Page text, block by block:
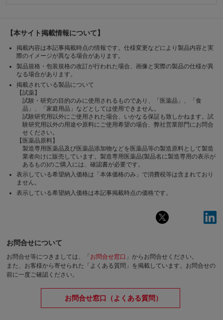
【本サイト掲載情報について】
掲載内容は本記事掲載時点の情報です。仕様変更などにより製品内容と実
際のイメージが異なる場合があります。
製品規格・包装規格の改訂が行われた場合、画像と実際の製品の仕様が異
なる場合があります。
掲載されている製品について
【試薬】
試験・研究の目的のみに使用されるものであり、「医薬品」、「食
品」、「家庭用品」などとしては使用できません。
試験研究用以外にご使用された場合、いかなる保証も致しかねます。試
験研究用以外の用途や原料にご使用希望の場合、弊社営業部門にお問合
せください。
【医薬品原料】
製造専用医薬品及び医薬品添加物などを医薬品等の製造原料として製造
業者向けに販売しています。製造専用医薬品(製品名に製造専用の表示が
あるもの)のご購入には、確認書が必要です。
表示している希望納入価格は「本体価格のみ」で消費税等は含まれており
ません。
表示している希望納入価格は本記事掲載時点の価格です。
お問合せについて
お問合せ等につきましては、「 お問合せ窓口 」からお問合せください。
また、お客様から寄せられた「よくある質問」を掲載しています。お問合せの
前に一度ご確認ください。
お問合せ窓口（よくある質問）